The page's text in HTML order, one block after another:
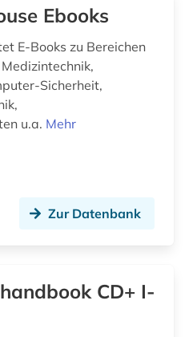
(1)
(1)
forschungsdatenmanagement (1)
forschungsdatenrepositorium (1)
(3)
Ebooks
E-Books zu Bereichen
Sicherheit,
u.a. Mehr
Zur Datenbank
CD+ I-